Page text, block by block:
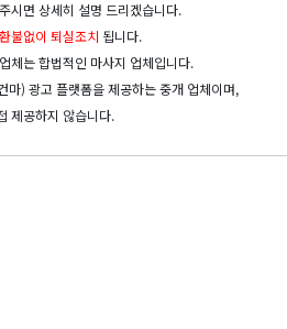
시면 상세히 설명 드리겠습니다.
불없이 퇴실조치 됩니다.
체는 합법적인 마사지 업체입니다.
마) 광고 플랫폼을 제공하는 중개 업체이며,
제공하지 않습니다.